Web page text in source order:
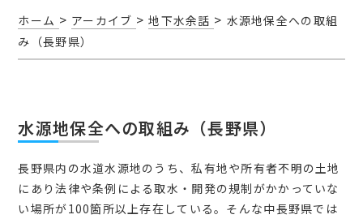
お知らせ
アクセス・問い合わせ
ホーム > アーカイブ >地下水余話 > 水源地保全への取組
み（長野県）
水源地保全への取組み（長野県）
長野県内の水道水源地のうち、私有地や所有者不明の土地
にあり法律や条例による取水・開発の規制がかかっていな
い場所が100箇所以上存在している。そんな中長野県では